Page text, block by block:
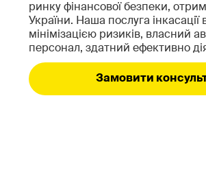
ринку фінансової безпеки,
України. Наша послуга
мінімізацією ризиків, власний
персонал, здатний ефективно
Замовити